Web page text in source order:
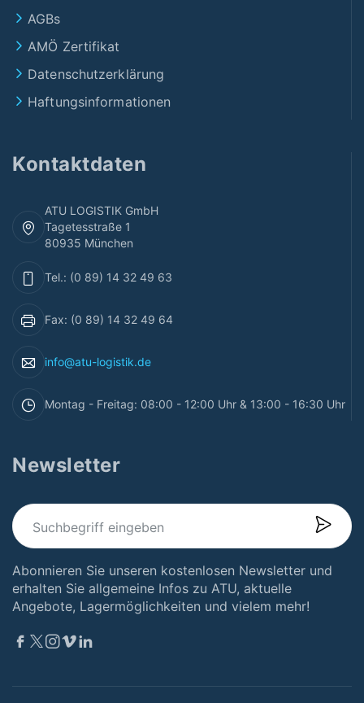
AGBs
AMÖ Zertifikat
Datenschutzerklärung
Haftungsinformationen
Kontaktdaten
ATU LOGISTIK GmbH
Tagetesstraße 1
80935 München
Tel.: (0 89) 14 32 49 63
Fax: (0 89) 14 32 49 64
info@atu-logistik.de
Montag - Freitag: 08:00 - 12:00 Uhr & 13:00 - 16:30 Uhr
Newsletter
Abonnieren Sie unseren kostenlosen Newsletter und
erhalten Sie allgemeine Infos zu ATU, aktuelle
Angebote, Lagermöglichkeiten und vielem mehr!